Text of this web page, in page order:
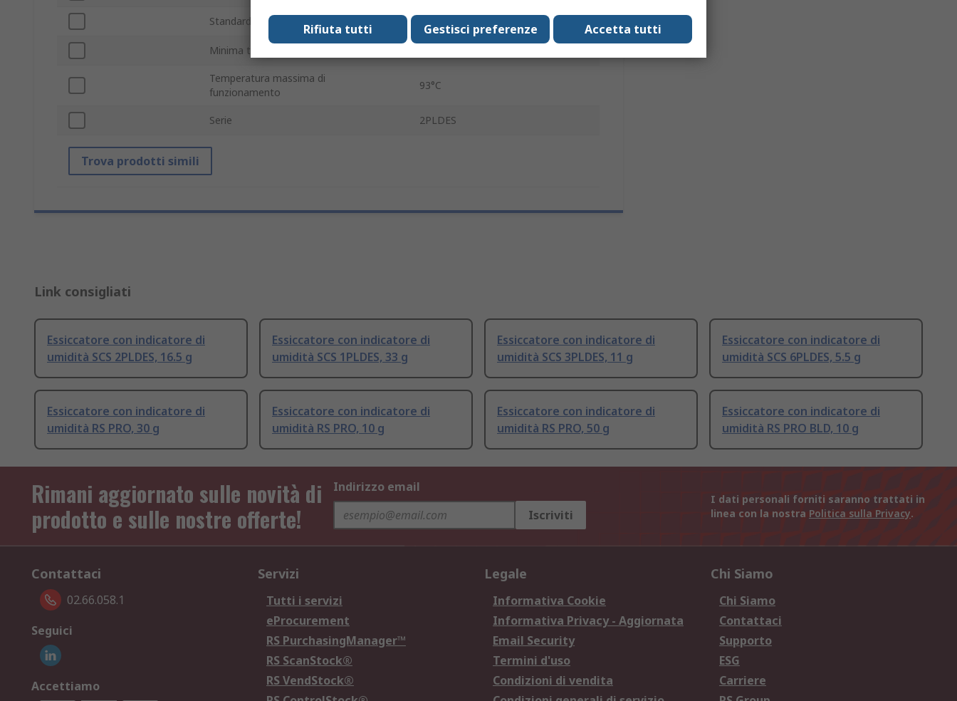
Standard/Approvazioni
Minima temperatura operativa
Temperatura massima di
funzionamento
93°C
Serie 2PLDES
Trova prodotti simili
Link consigliati
Essiccatore con indicatore di
umidità SCS 2PLDES, 16.5 g
Essiccatore con indicatore di
umidità SCS 1PLDES, 33 g
Essiccatore con indicatore di
umidità SCS 3PLDES, 11 g
Essiccatore con indicatore di
umidità SCS 6PLDES, 5.5 g
Essiccatore con indicatore di
umidità RS PRO, 30 g
Essiccatore con indicatore di
umidità RS PRO, 10 g
Essiccatore con indicatore di
umidità RS PRO, 50 g
Essiccatore con indicatore di
umidità RS PRO BLD, 10 g
Rimani aggiornato sulle novità di
prodotto e sulle nostre offerte!
Indirizzo email
Iscriviti
I dati personali forniti saranno trattati in
linea con la nostra Politica sulla Privacy.
Contattaci
02.66.058.1
Seguici
Accettiamo
Servizi
Tutti i servizi
eProcurement
RS PurchasingManager™
RS ScanStock®
RS VendStock®
Legale
Informativa Cookie
Informativa Privacy - Aggiornata
Email Security
Termini d'uso
Condizioni di vendita
Chi Siamo
Chi Siamo
Contattaci
Supporto
ESG
Carriere
Accetta tutti
Gestisci preferenze
Rifiuta tutti